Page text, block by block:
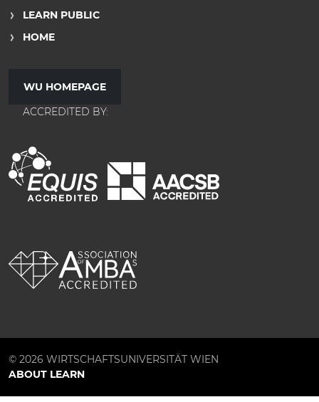
LEARN PUBLIC
HOME
WU HOMEPAGE
ACCREDITED BY:
© 2026 WIRTSCHAFTSUNIVERSITÄT WIEN
ABOUT LEARN